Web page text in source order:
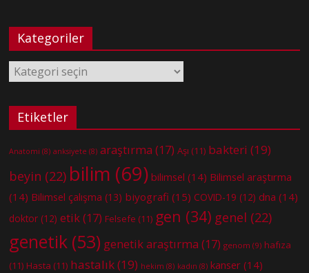
Kategoriler
Kategoriler
Etiketler
Anatomi (8) anksiyete (8) araştırma (17) Aşı (11) bakteri (19)
beyin (22) bilim (69) bilimsel (14) Bilimsel araştırma
(14) Bilimsel çalışma (13) biyografi (15) COVID-19 (12) dna (14)
doktor (12) etik(17) Felsefe (11) gen (34) genel (22)
genetik (53) genetik araştırma (17) genom (9) hafıza
(11) Hasta (11) hastalık(19) hekim (8) kadın (8) kanser (14)